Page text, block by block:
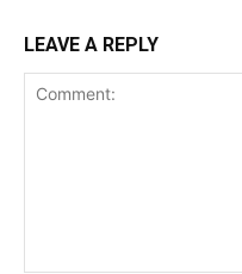
LEAVE A REPLY